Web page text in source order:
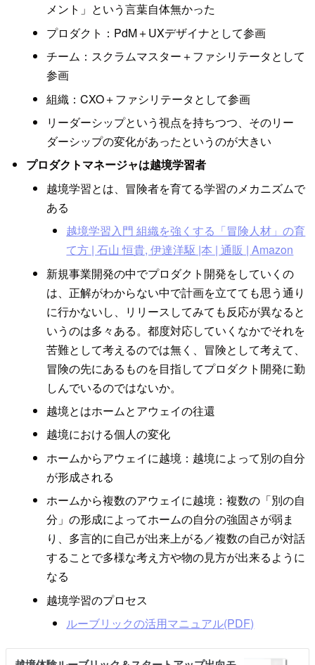
メント」という言葉自体無かった
プロダクト：PdM＋UXデザイナとして参画
チーム：スクラムマスター＋ファシリテータとして
参画
組織：CXO＋ファシリテータとして参画
リーダーシップという視点を持ちつつ、そのリー
ダーシップの変化があったというのが大きい
プロダクトマネージャは越境学習者
越境学習とは、冒険者を育てる学習のメカニズムで
ある
越境学習入門 組織を強くする「冒険人材」の育
て方 | 石山 恒貴, 伊達洋駆 |本 | 通販 | Amazon
新規事業開発の中でプロダクト開発をしていくの
は、正解がわからない中で計画を立てても思う通り
に行かないし、リリースしてみても反応が異なると
いうのは多々ある。都度対応していくなかでそれを
苦難として考えるのでは無く、冒険として考えて、
冒険の先にあるものを目指してプロダクト開発に勤
しんでいるのではないか。
越境とはホームとアウェイの往還
越境における個人の変化
ホームからアウェイに越境：越境によって別の自分
が形成される
ホームから複数のアウェイに越境：複数の「別の自
分」の形成によってホームの自分の強固さが弱ま
り、多言的に自己が出来上がる／複数の自己が対話
することで多様な考え方や物の見方が出来るように
なる
越境学習のプロセス
ルーブリックの活用マニュアル(PDF)